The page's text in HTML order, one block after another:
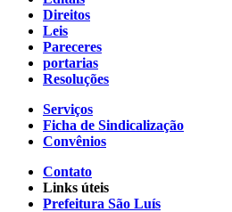
Direitos
Leis
Pareceres
portarias
Resoluções
Serviços
Ficha de Sindicalização
Convênios
Contato
Links úteis
Prefeitura São Luís